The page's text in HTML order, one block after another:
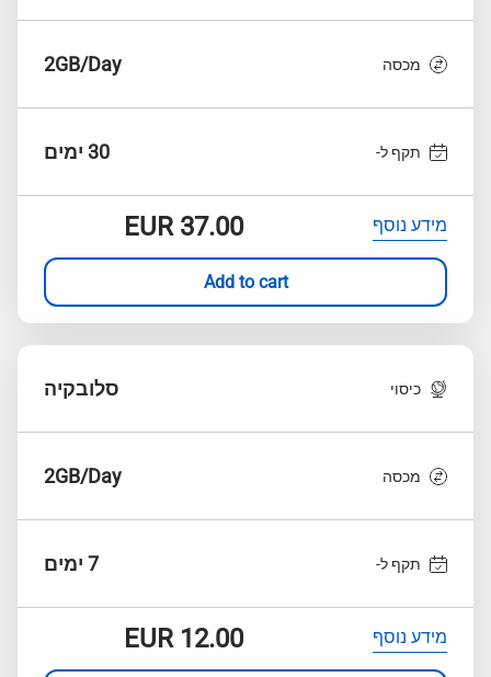
מכסה 2GB/Day
תקף ל- 30 ימים
מידע נוסף EUR37.00
Add to cart
כיסוי סלובקיה
מכסה 2GB/Day
תקף ל- 7 ימים
מידע נוסף EUR12.00